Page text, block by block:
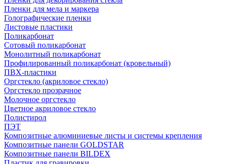
Пленки для мела и маркера
Голографические пленки
Листовые пластики
Поликарбонат
Сотовый поликарбонат
Монолитный поликарбонат
Профилированный поликарбонат (кровельный)
ПВХ-пластики
Оргстекло (акриловое стекло)
Оргстекло прозрачное
Молочное оргстекло
Цветное акриловое стекло
Полистирол
ПЭТ
Композитные алюминиевые листы и системы крепления
Композитные панели GOLDSTAR
Композитные панели BILDEX